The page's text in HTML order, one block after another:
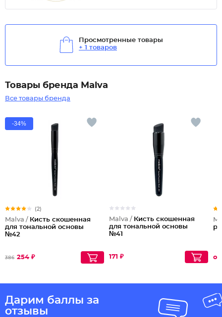
Просмотренные товары
+ 1 товаров
Товары бренда Malva
Все товары бренда
-34%
(2)
Malva / Кисть скошенная
для тональной основы
№42
386 254 ₽
Malva / Кисть скошенная
для тональной основы
№41
171 ₽
Дарим баллы за
отзывы